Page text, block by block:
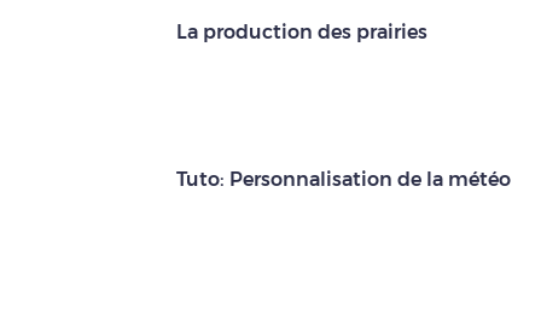
La production des prairies
Tuto: Personnalisation de la météo